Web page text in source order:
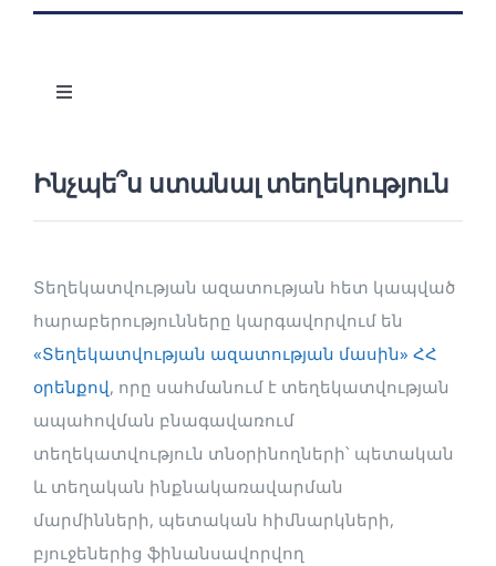
Toggle
Տեղեկատվություն ստանալու հարցման
Մատչելի և հրապարակային
տեղեկատվություն
Հարցումների և դիմումների վիճակագրություն
Դիմում-բողոքներ
ԶԼՄ-ների հավատարմագրման կարգ
Ինչպե՞ս ստանալ տեղեկություն
Տեղեկատվության ազատության հետ կապված
հարաբերությունները կարգավորվում են
«Տեղեկատվության ազատության մասին» ՀՀ
օրենքով, որը սահմանում է տեղեկատվության
ապահովման բնագավառում
տեղեկատվություն տնօրինողների՝ պետական
և տեղական ինքնակառավարման
մարմինների, պետական հիմնարկների,
բյուջեներից ֆինանսավորվող